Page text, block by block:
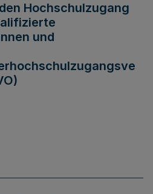
Hochschulzugang
und